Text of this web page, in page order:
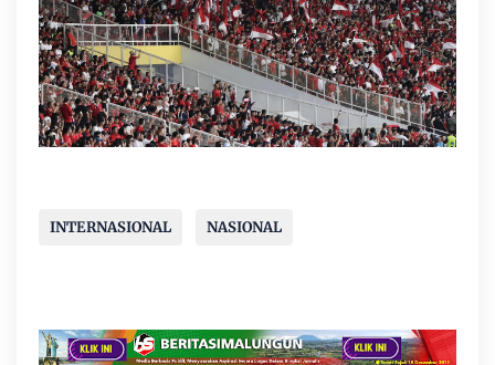
INTERNASIONAL NASIONAL